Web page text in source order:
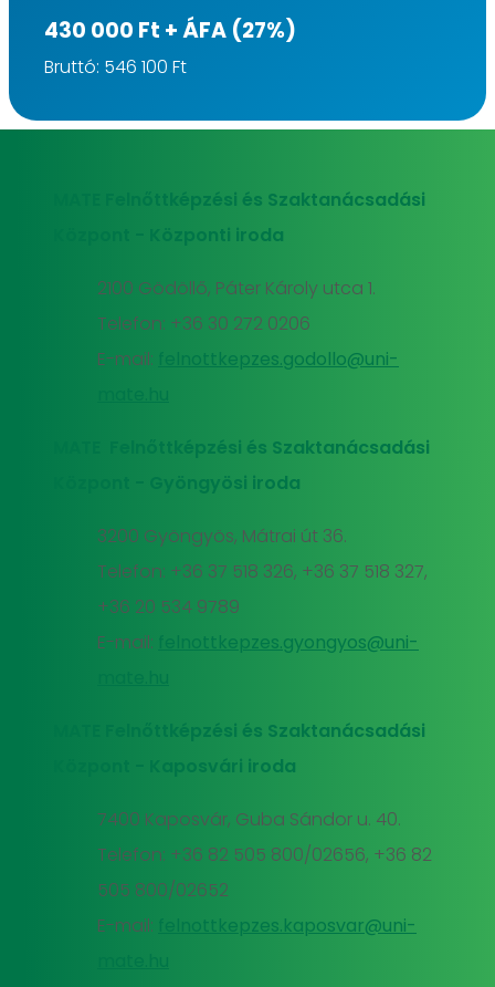
430 000 Ft + ÁFA (27%)
Bruttó: 546 100 Ft
MATE Felnőttképzési és Szaktanácsadási
Központ - Központi iroda
2100 Gödöllő, Páter Károly utca 1.
Telefon: +36 30 272 0206
E-mail:
felnottkepzes.godollo@uni-
MATE Felnőttképzési és Szaktanácsadási
Központ - Gyöngyösi iroda
3200 Gyöngyös, Mátrai út 36.
Telefon: +36 37 518 326, +36 37 518 327,
+36 20 534 9789
E-mail:
felnottkepzes.gyongyos@uni-
MATE Felnőttképzési és Szaktanácsadási
Központ - Kaposvári iroda
7400 Kaposvár, Guba Sándor u. 40.
Telefon: +36 82 505 800/02656, +36 82
505 800/02652
E-mail:
felnottkepzes.kaposvar@uni-